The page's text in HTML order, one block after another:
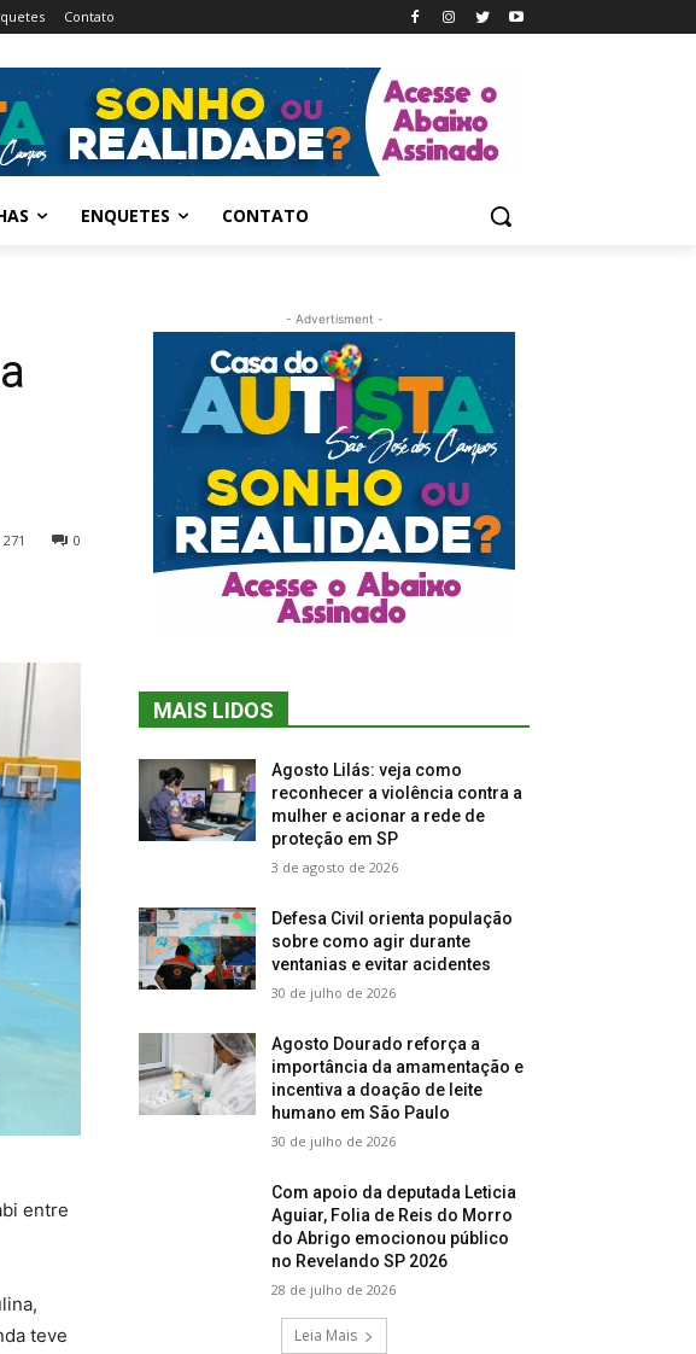
Contato
ENQUETES CONTATO
0
271
entre
teve
- Advertisment -
MAIS LIDOS
Agosto Lilás: veja como
reconhecer a violência contra a
mulher e acionar a rede de
proteção em SP
3 de agosto de 2026
Defesa Civil orienta população
sobre como agir durante
ventanias e evitar acidentes
30 de julho de 2026
Agosto Dourado reforça a
importância da amamentação e
incentiva a doação de leite
humano em São Paulo
30 de julho de 2026
Com apoio da deputada Leticia
Aguiar, Folia de Reis do Morro
do Abrigo emocionou público
no Revelando SP 2026
28 de julho de 2026
Leia Mais